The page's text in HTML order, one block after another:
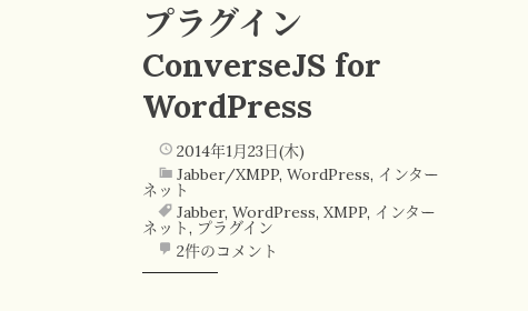
プラグイン
ConverseJS for
WordPress
2014年1月23日(木)
Jabber/XMPP, WordPress, インター
ネット
Jabber, WordPress, XMPP, インター
ネット, プラグイン
2件のコメント